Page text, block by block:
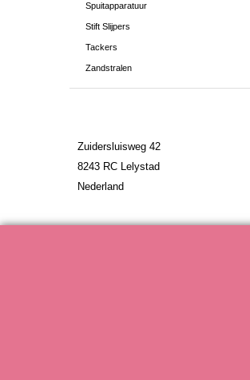
Spuitapparatuur
Stift Slijpers
Tackers
Zandstralen
Zuidersluisweg 42
8243 RC Lelystad
Nederland